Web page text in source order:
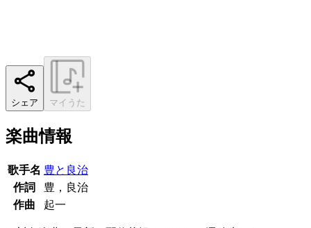
シェア マイうた
楽曲情報
歌手名 豊と良治
作詞
豊，良治
作曲
起一